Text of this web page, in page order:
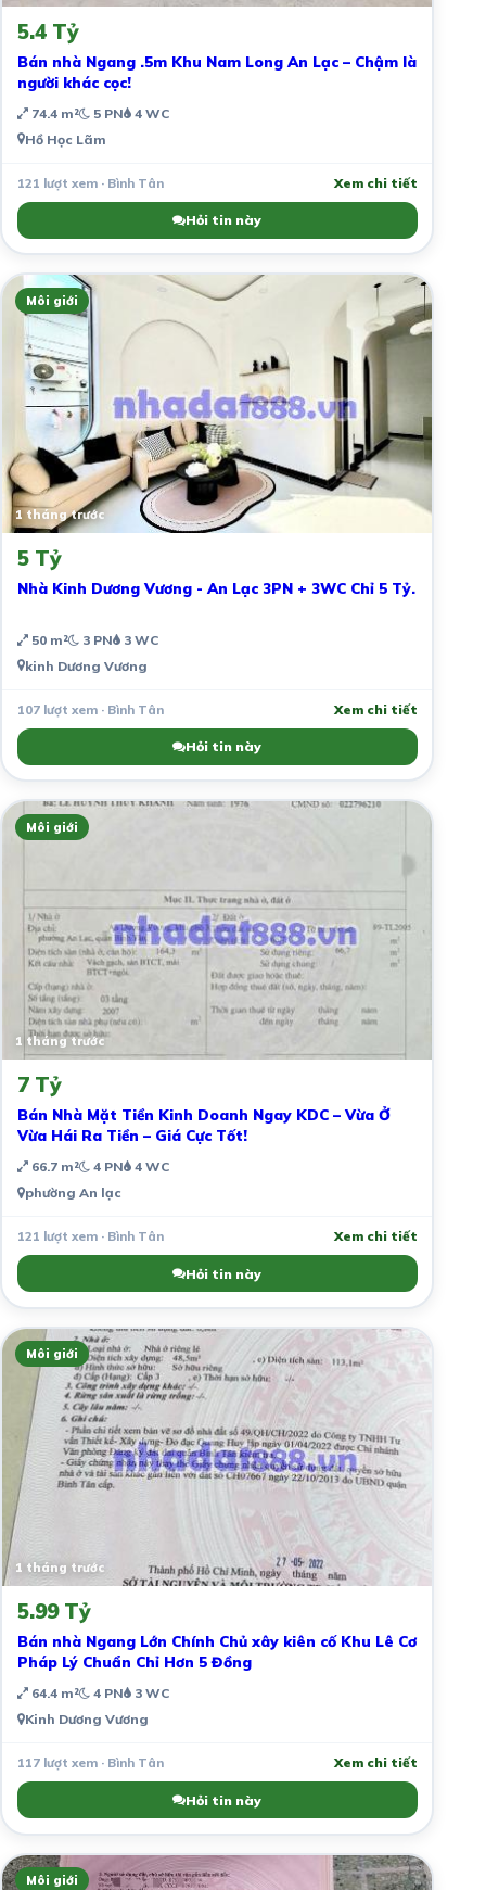
5.4 Tỷ
Bán nhà Ngang .5m Khu Nam Long An Lạc – Chậm là
người khác cọc!
74.4 m² 5 PN 4 WC
Hồ Học Lãm
121 lượt xem · Bình Tân Xem chi tiết
Hỏi tin này
Môi giới
1 tháng trước
5 Tỷ
Nhà Kinh Dương Vương - An Lạc 3PN + 3WC Chỉ 5 Tỷ.
50 m² 3 PN 3 WC
kinh Dương Vương
107 lượt xem · Bình Tân Xem chi tiết
Hỏi tin này
Môi giới
1 tháng trước
7 Tỷ
Bán Nhà Mặt Tiền Kinh Doanh Ngay KDC – Vừa Ở
Vừa Hái Ra Tiền – Giá Cực Tốt!
66.7 m² 4 PN 4 WC
phường An lạc
121 lượt xem · Bình Tân Xem chi tiết
Hỏi tin này
Môi giới
1 tháng trước
5.99 Tỷ
Bán nhà Ngang Lớn Chính Chủ xây kiên cố Khu Lê Cơ
Pháp Lý Chuẩn Chỉ Hơn 5 Đồng
64.4 m² 4 PN 3 WC
Kinh Dương Vương
117 lượt xem · Bình Tân Xem chi tiết
Hỏi tin này
Môi giới